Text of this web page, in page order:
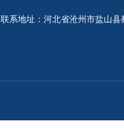
联系地址：河北省沧州市盐山县